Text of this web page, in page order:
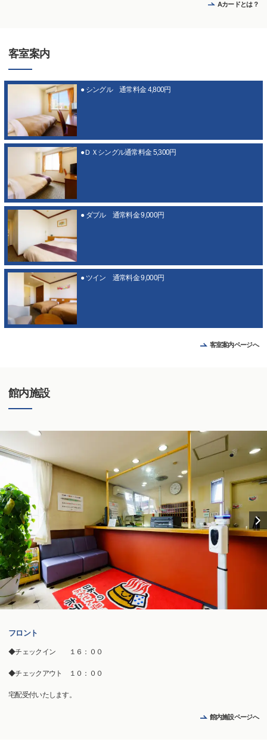
Aカードとは？
客室案内
● シングル 通常料金 4,800円
●ＤＸシングル通常料金 5,300円
● ダブル 通常料金 9,000円
● ツイン 通常料金 9,000円
客室案内ページへ
館内施設
フロント
◆チェックイン １６：００
◆チェックアウト １０：００
宅配受付いたします。
館内施設ページへ